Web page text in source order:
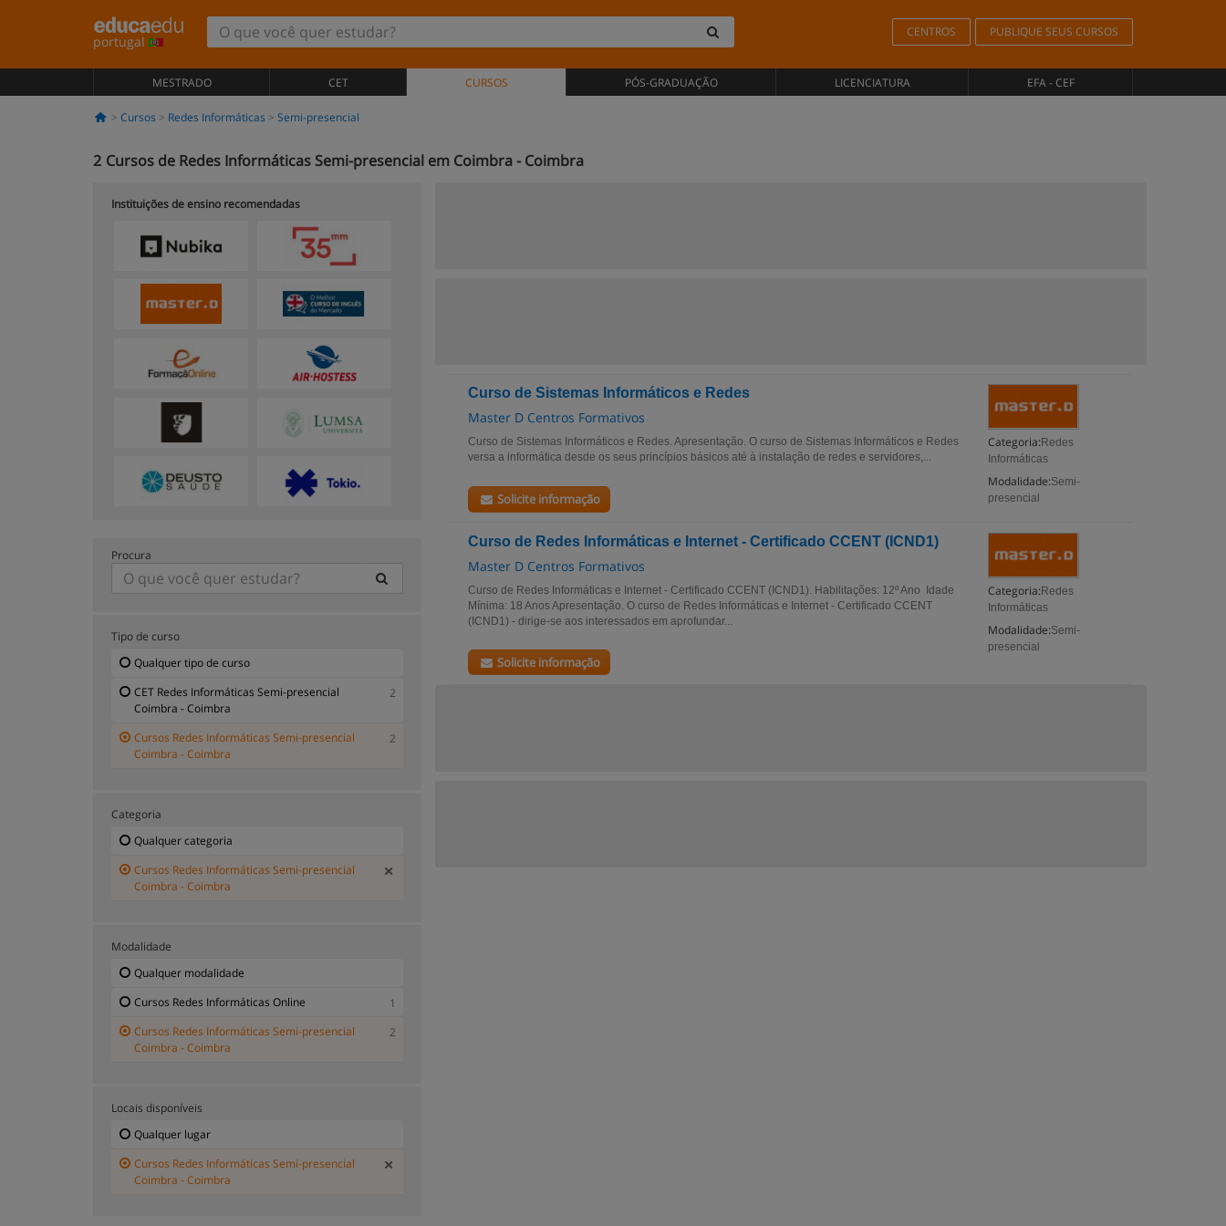
portugal
CENTROS PUBLIQUE SEUS CURSOS
MESTRADO CET CURSOS PÓS-GRADUAÇÃO LICENCIATURA EFA - CEF
Cursos Redes Informáticas Semi-presencial
2 Cursos de Redes Informáticas Semi-presencial em Coimbra - Coimbra
Curso de Sistemas Informáticos e Redes
Master D Centros Formativos
Categoria: Redes
Informáticas
Modalidade:Semi-
presencial
Curso de Sistemas Informáticos e Redes. Apresentação. O curso de Sistemas Informáticos e Redes
versa a informática desde os seus princípios básicos até à instalação de redes e servidores,...
Solicite informação
Curso de Redes Informáticas e Internet - Certificado CCENT (ICND1)
Master D Centros Formativos
Categoria: Redes
Informáticas
Modalidade:Semi-
presencial
Curso de Redes Informáticas e Internet - Certificado CCENT (ICND1). Habilitações: 12º Ano Idade
Mínima: 18 Anos Apresentação. O curso de Redes Informáticas e Internet - Certificado CCENT
(ICND1) - dirige-se aos interessados em aprofundar...
Solicite informação
Instituições de ensino recomendadas
Procura
Tipo de curso
Qualquer tipo de curso
CET Redes Informáticas Semi-presencial
Coimbra - Coimbra
2
Cursos Redes Informáticas Semi-presencial
Coimbra - Coimbra
2
Categoria
Qualquer categoria
Cursos Redes Informáticas Semi-presencial
Coimbra - Coimbra
Modalidade
Qualquer modalidade
Cursos Redes Informáticas Online
1
Cursos Redes Informáticas Semi-presencial
Coimbra - Coimbra
2
Locais disponíveis
Qualquer lugar
Cursos Redes Informáticas Semi-presencial
Coimbra - Coimbra